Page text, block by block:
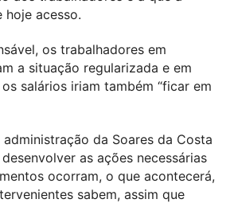
hoje acesso.
os trabalhadores em
a situação regularizada e em
salários iriam também “ficar em
da Soares da Costa
as ações necessárias
ocorram, o que acontecerá,
sabem, assim que